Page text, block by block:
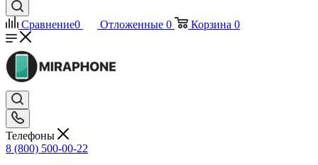
Сравнение0 Отложенные 0 Корзина 0
Телефоны
8 (800) 500-00-22